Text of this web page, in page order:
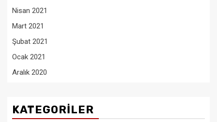
Nisan 2021
Mart 2021
Şubat 2021
Ocak 2021
Aralık 2020
KATEGORILER